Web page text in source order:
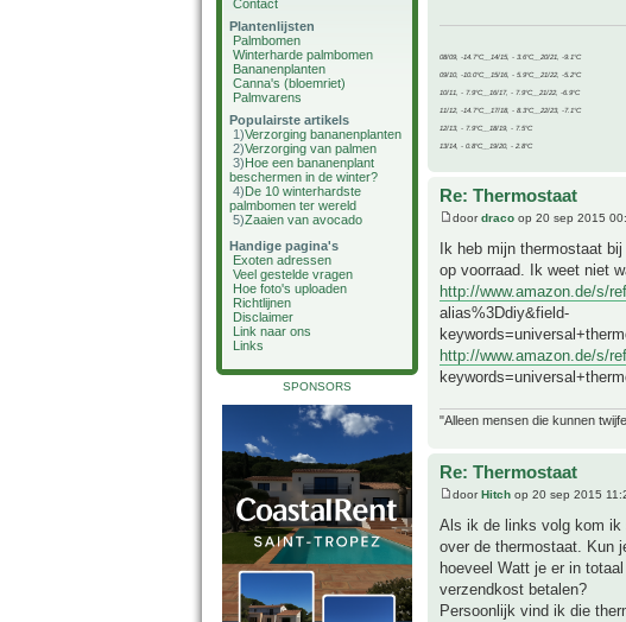
Contact
Plantenlijsten
Palmbomen
Winterharde palmbomen
Bananenplanten
Canna's (bloemriet)
Palmvarens
Populairste artikels
1)Verzorging bananenplanten
2)Verzorging van palmen
3)Hoe een bananenplant
beschermen in de winter?
4)De 10 winterhardste
palmbomen ter wereld
5)Zaaien van avocado
Handige pagina's
Exoten adressen
Veel gestelde vragen
Hoe foto's uploaden
Richtlijnen
Disclaimer
Link naar ons
Links
SPONSORS
08/09, -14.7°C__14/15, - 3.6°C__20/21, -9.1°C
09/10, -10.0°C__15/16, - 5.9°C__21/22, -5.2°C
10/11, - 7.9°C__16/17, - 7.9°C__21/22, -6.9°C
11/12, -14.7°C__17/18, - 8.3°C__22/23, -7.1°C
12/13, - 7.9°C__18/19, - 7.5°C
13/14, - 0.8°C__19/20, - 2.8°C
Re: Thermostaat
doordraco op 20 sep 2015
Ik heb mijn thermostaat
op voorraad. Ik weet niet
http://www.amazon.de/s/
alias%3Ddiy&field-
http://www.amazon.de/s/
"Alleen mensen die kunnen
Re: Thermostaat
door Hitch op 20 sep 2015
Als ik de links volg kom ik
over de thermostaat. Kun
hoeveel Watt je er in
verzendkost betalen?
Persoonlijk vind ik die